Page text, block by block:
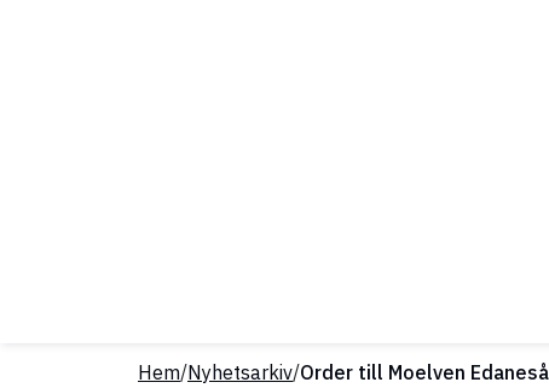
Hem/Nyhetsarkiv/Order till Moelven